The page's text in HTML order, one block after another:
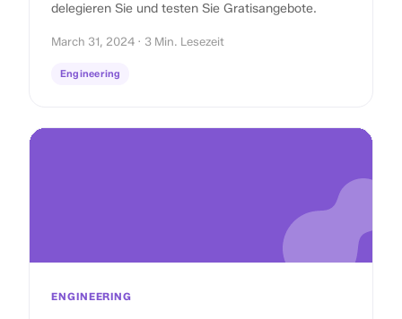
delegieren Sie und testen Sie Gratisangebote.
March 31, 2024 · 3 Min. Lesezeit
Engineering
ENGINEERING